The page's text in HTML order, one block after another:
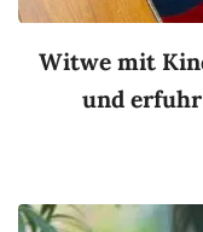
Witwe mit
und erfuhr